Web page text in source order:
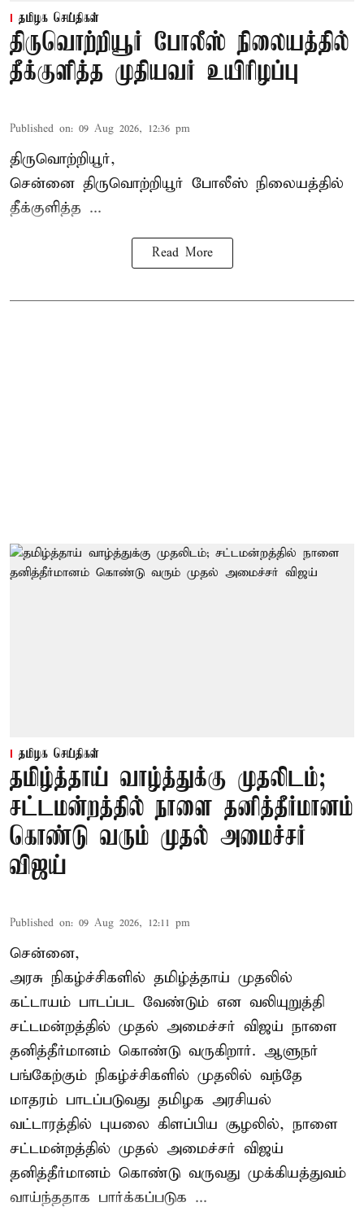
தமிழக செய்திகள்
திருவொற்றியூர் போலீஸ் நிலையத்தில்
தீக்குளித்த முதியவர் உயிரிழப்பு
Published on: 09 Aug 2026, 12:36 pm
திருவொற்றியூர்,
சென்னை திருவொற்றியூர் போலீஸ் நிலையத்தில்
தீக்குளித்த ...
Read More
தமிழக செய்திகள்
தமிழ்த்தாய் வாழ்த்துக்கு முதலிடம்;
சட்டமன்றத்தில் நாளை தனித்தீர்மானம்
கொண்டு வரும் முதல் அமைச்சர்
விஜய்
Published on: 09 Aug 2026, 12:11 pm
சென்னை,
அரசு நிகழ்ச்சிகளில் தமிழ்த்தாய் முதலில்
கட்டாயம் பாடப்பட வேண்டும் என வலியுறுத்தி
சட்டமன்றத்தில் முதல் அமைச்சர் விஜய் நாளை
தனித்தீர்மானம் கொண்டு வருகிறார். ஆளுநர்
பங்கேற்கும் நிகழ்ச்சிகளில் முதலில் வந்தே
மாதரம் பாடப்படுவது தமிழக அரசியல்
வட்டாரத்தில் புயலை கிளப்பிய சூழலில், நாளை
சட்டமன்றத்தில் முதல் அமைச்சர் விஜய்
தனித்தீர்மானம் கொண்டு வருவது முக்கியத்துவம்
வாய்ந்ததாக பார்க்கப்படுக ...